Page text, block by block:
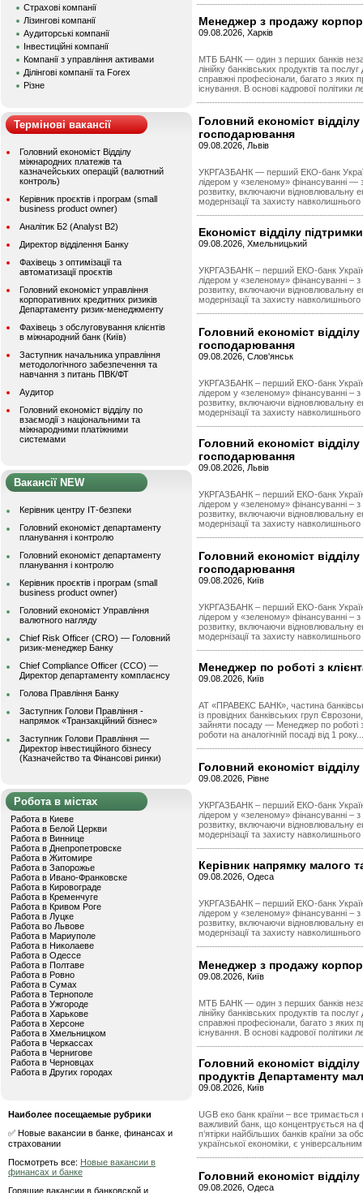
Страхові компанії
Лізингові компанії
Аудиторські компанії
Інвестиційні компанії
Компанії з управління активами
Ділінгові компанії та Forex
Різне
Термінові вакансії
Головний економіст Відділу
міжнародних платежів та
казначейських операцій (валютний
контроль)
Керівник проєктів і програм (small
business product owner)
Аналітик Б2 (Analyst B2)
Директор відділення Банку
Фахівець з оптимізації та
автоматизації проєктів
Головний економіст управління
корпоративних кредитних ризиків
Департаменту ризик-менеджменту
Фахівець з обслуговування клієнтів
в міжнародний банк (Київ)
Заступник начальника управління
методологічного забезпечення та
навчання з питань ПВК/ФТ
Аудитор
Головний економіст відділу по
взаємодії з національними та
міжнародними платіжними
системами
Вакансії NEW
Керівник центру ІТ-безпеки
Головний економіст департаменту
планування і контролю
Головний економіст департаменту
планування і контролю
Керівник проєктів і програм (small
business product owner)
Головний економіст Управління
валютного нагляду
Chief Risk Officer (CRO) — Головний
ризик-менеджер Банку
Chief Compliance Officer (CCO) —
Директор департаменту комплаєнсу
Голова Правління Банку
Заступник Голови Правління -
напрямок «Транзакційний бізнес»
Заступник Голови Правління —
Директор інвестиційного бізнесу
(Казначейство та Фінансові ринки)
Робота в містах
Работа в Киеве
Работа в Белой Церкви
Работа в Виннице
Работа в Днепропетровске
Работа в Житомире
Работа в Запорожье
Работа в Ивано-Франковске
Работа в Кировограде
Работа в Кременчуге
Работа в Кривом Роге
Работа в Луцке
Работа во Львове
Работа в Мариуполе
Работа в Николаеве
Работа в Одессе
Работа в Полтаве
Работа в Ровно
Работа в Сумах
Работа в Тернополе
Работа в Ужгороде
Работа в Харькове
Работа в Херсоне
Работа в Хмельницком
Работа в Черкассах
Работа в Чернигове
Работа в Черновцах
Работа в Других городах
Наиболее посещаемые рубрики
✅ Новые вакансии в банке, финансах и
страховании
Посмотреть все: Новые вакансии в
финансах и банке
Горящие вакансии в банковской и
Менеджер з продажу
09.08.2026, Харків
МТБ БАНК — один з перших банків
лінійку банківських продуктів та
справжні професіонали, багато з яких
існування. В основі кадрової політики
Головний економіст
господарювання
09.08.2026, Львів
УКРГАЗБАНК — перший ЕКО-банк
лідером у «зеленому» фінансуванні —
розвитку, включаючи відновлювальну
модернізації та захисту
Економіст відділу
09.08.2026, Хмельницький
УКРГАЗБАНК – перший ЕКО-банк
лідером у «зеленому» фінансуванні –
розвитку, включаючи відновлювальну
модернізації та захисту
Головний економіст
господарювання
09.08.2026, Слов'янськ
УКРГАЗБАНК – перший ЕКО-банк
лідером у «зеленому» фінансуванні –
розвитку, включаючи відновлювальну
модернізації та захисту
Головний економіст
господарювання
09.08.2026, Львів
УКРГАЗБАНК – перший ЕКО-банк
лідером у «зеленому» фінансуванні –
розвитку, включаючи відновлювальну
модернізації та захисту
Головний економіст
господарювання
09.08.2026, Київ
УКРГАЗБАНК – перший ЕКО-банк
лідером у «зеленому» фінансуванні –
розвитку, включаючи відновлювальну
модернізації та захисту
Менеджер по роботі з
09.08.2026, Київ
АТ «ПРАВЕКС БАНК», частина
із провідних банківських груп
зайняти посаду — Менеджер по роботі
роботи на аналогічній посаді від 1
Головний економіст
09.08.2026, Рівне
УКРГАЗБАНК – перший ЕКО-банк
лідером у «зеленому» фінансуванні –
розвитку, включаючи відновлювальну
модернізації та захисту
Керівник напрямку малого
09.08.2026, Одеса
УКРГАЗБАНК – перший ЕКО-банк
лідером у «зеленому» фінансуванні –
розвитку, включаючи відновлювальну
модернізації та захисту
Менеджер з продажу
09.08.2026, Київ
МТБ БАНК — один з перших банків
лінійку банківських продуктів та
справжні професіонали, багато з яких
існування. В основі кадрової політики
Головний економіст
продуктів Департаменту
09.08.2026, Київ
UGB еко банк країни – все
важливий банк, що концентрується на
п’ятірки найбільших банків країни за
української економіки, є
Головний економіст
09.08.2026, Одеса